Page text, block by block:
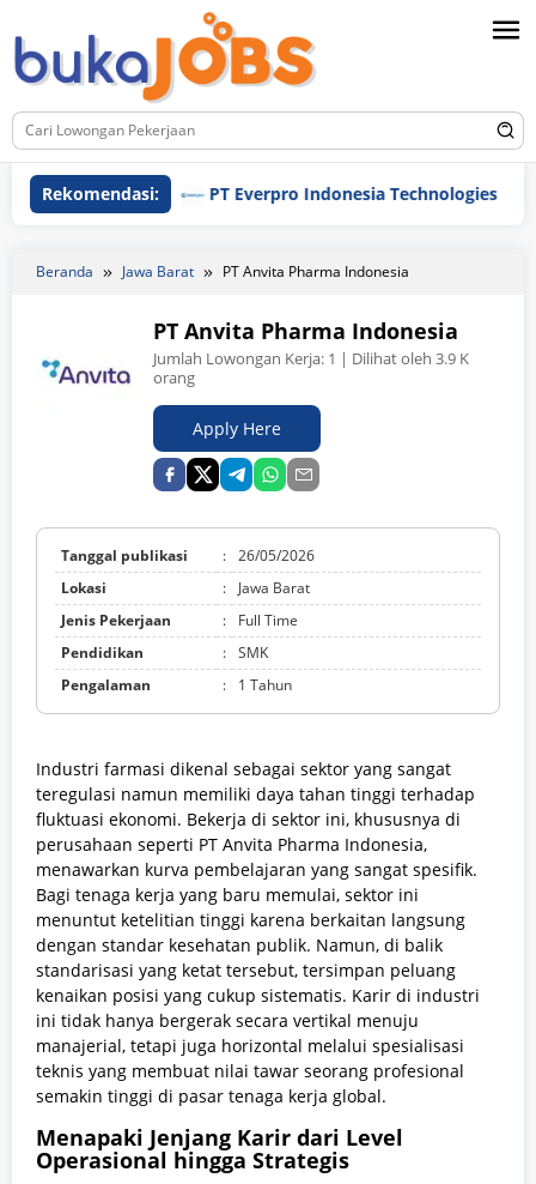
ke
konten
Rekomendasi:PT Everpro Indonesia Technologies
Beranda Jawa Barat PT Anvita Pharma Indonesia
PT Anvita Pharma Indonesia
Jumlah Lowongan Kerja: 1 | Dilihat oleh 3.9 K
orang
Apply Here
Tanggal publikasi : 26/05/2026
Lokasi
:
Jawa Barat
Jenis Pekerjaan
:
Full Time
Pendidikan
: SMK
Pengalaman
: 1 Tahun
Industri farmasi dikenal sebagai sektor yang sangat
teregulasi namun memiliki daya tahan tinggi terhadap
fluktuasi ekonomi. Bekerja di sektor ini, khususnya di
perusahaan seperti PT Anvita Pharma Indonesia,
menawarkan kurva pembelajaran yang sangat spesifik.
Bagi tenaga kerja yang baru memulai, sektor ini
menuntut ketelitian tinggi karena berkaitan langsung
dengan standar kesehatan publik. Namun, di balik
standarisasi yang ketat tersebut, tersimpan peluang
kenaikan posisi yang cukup sistematis. Karir di industri
ini tidak hanya bergerak secara vertikal menuju
manajerial, tetapi juga horizontal melalui spesialisasi
teknis yang membuat nilai tawar seorang profesional
semakin tinggi di pasar tenaga kerja global.
Menapaki Jenjang Karir dari Level
Operasional hingga Strategis